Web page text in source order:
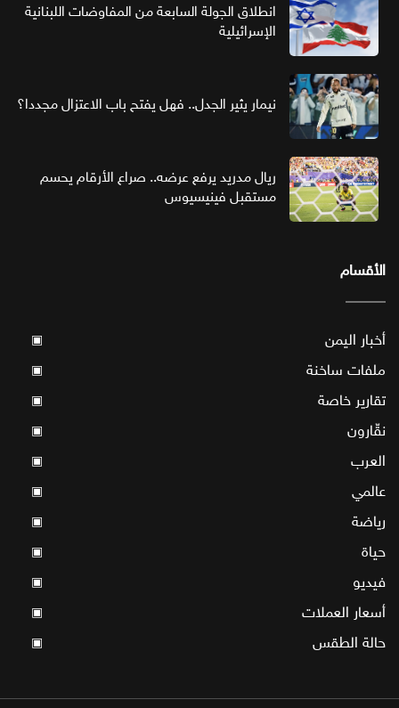
انطلاق الجولة السابعة من المفاوضات اللبنانية
الإسرائيلية
نيمار يثير الجدل.. فهل يفتح باب الاعتزال مجددا؟
ريال مدريد يرفع عرضه.. صراع الأرقام يحسم
مستقبل فينيسيوس
الأقسام
أخبار اليمن ▣
ملفات ساخنة ▣
تقارير خاصة ▣
نقّارون ▣
العرب ▣
عالمي ▣
رياضة ▣
حياة ▣
فيديو ▣
أسعار العملات ▣
حالة الطقس ▣